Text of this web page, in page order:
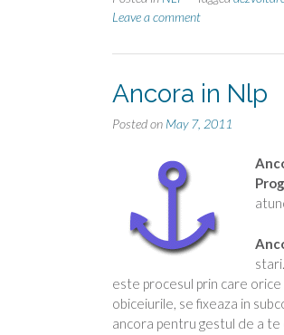
Leave a comment
Ancora in Nlp
Posted on May 7, 2011
este procesul prin care
obiceiurile, se fixeaza in
ancora pentru gestul de a te